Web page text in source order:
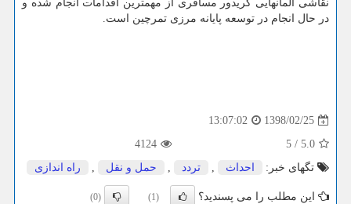
نقاشی المانهایی كریدور مسافری از مهمترین اقدامات انجام شده و
در حال انجام در توسعه پایانه مرزی تمرچین است.
1398/02/25
13:07:02
5.0
/
5
4124
تگهای خبر:
احداث , تردد , حمل و نقل , راه اندازی
این مطلب را می پسندید؟ (1)
(0)